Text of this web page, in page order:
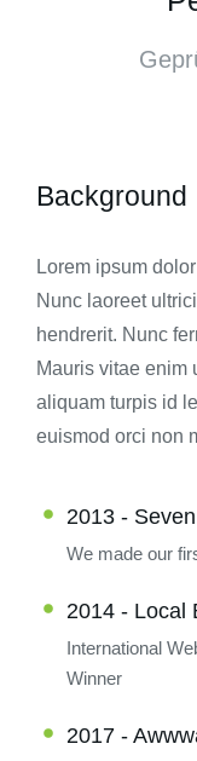
Background
Lorem ipsum
Nunc laoreet
hendrerit. Nunc
Mauris vitae enim
aliquam turpis id
euismod orci non
2013 -
We made our
2014 - Local
International
Winner
2017 -